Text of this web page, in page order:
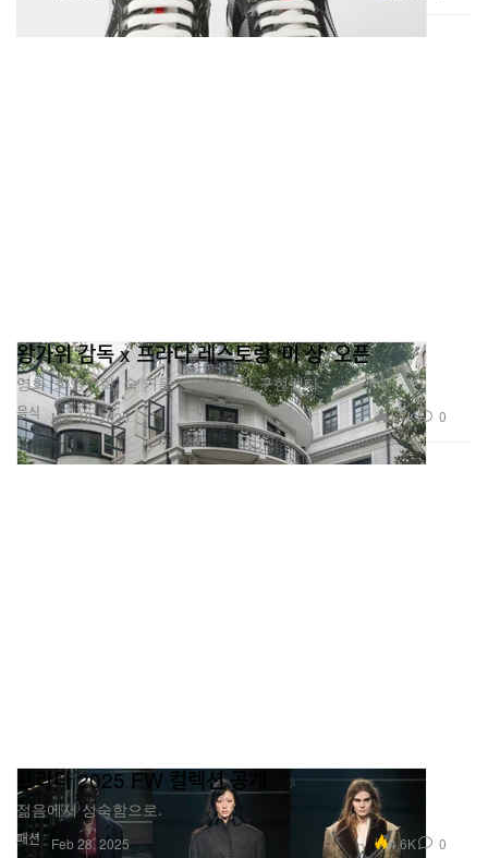
음식
왕가위 감독 x 프라다 레스토랑 ‘미 샹’ 오픈
영화 ‘화양연화’ 속 거울 인테리어가 구현됐다.
Mar 18, 2025 1.7K 0
패션
프라다 2025 FW 컬렉션 공개
젊음에서 성숙함으로.
Feb 28, 2025 4.6K 0